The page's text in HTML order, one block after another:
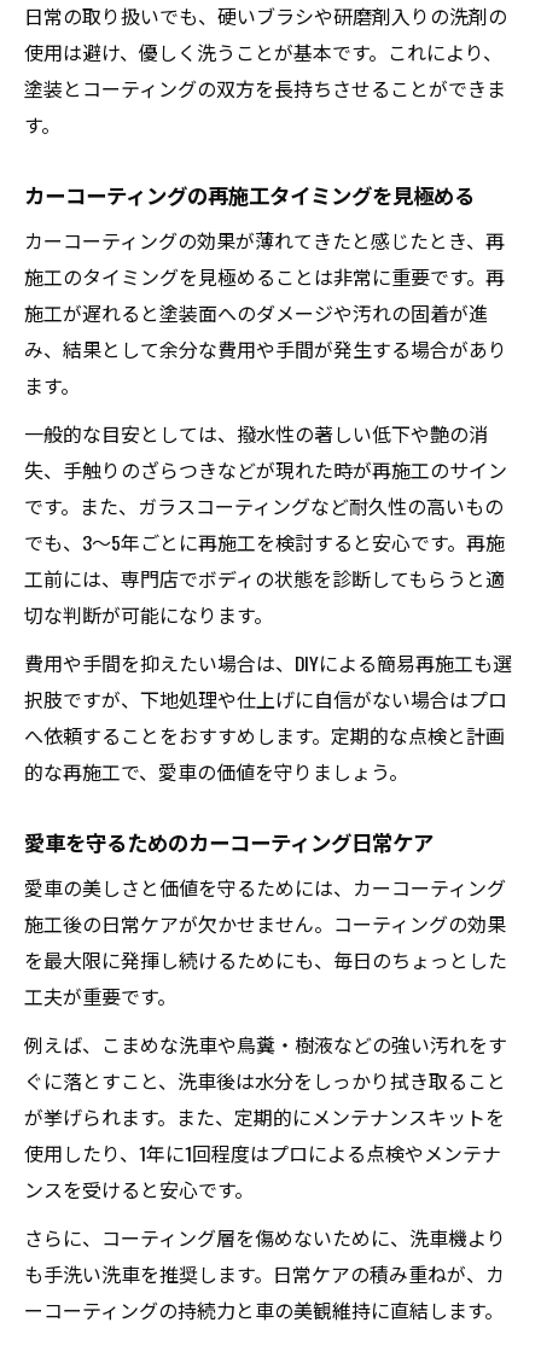
日常の取り扱いでも、硬いブラシや研磨剤入りの洗剤の
使用は避け、優しく洗うことが基本です。これにより、
塗装とコーティングの双方を長持ちさせることができま
す。
カーコーティングの再施工タイミングを見極める
カーコーティングの効果が薄れてきたと感じたとき、再
施工のタイミングを見極めることは非常に重要です。再
施工が遅れると塗装面へのダメージや汚れの固着が進
み、結果として余分な費用や手間が発生する場合があり
ます。
一般的な目安としては、撥水性の著しい低下や艶の消
失、手触りのざらつきなどが現れた時が再施工のサイン
です。また、ガラスコーティングなど耐久性の高いもの
でも、3〜5年ごとに再施工を検討すると安心です。再施
工前には、専門店でボディの状態を診断してもらうと適
切な判断が可能になります。
費用や手間を抑えたい場合は、DIYによる簡易再施工も選
択肢ですが、下地処理や仕上げに自信がない場合はプロ
へ依頼することをおすすめします。定期的な点検と計画
的な再施工で、愛車の価値を守りましょう。
愛車を守るためのカーコーティング日常ケア
愛車の美しさと価値を守るためには、カーコーティング
施工後の日常ケアが欠かせません。コーティングの効果
を最大限に発揮し続けるためにも、毎日のちょっとした
工夫が重要です。
例えば、こまめな洗車や鳥糞・樹液などの強い汚れをす
ぐに落とすこと、洗車後は水分をしっかり拭き取ること
が挙げられます。また、定期的にメンテナンスキットを
使用したり、1年に1回程度はプロによる点検やメンテナ
ンスを受けると安心です。
さらに、コーティング層を傷めないために、洗車機より
も手洗い洗車を推奨します。日常ケアの積み重ねが、カ
ーコーティングの持続力と車の美観維持に直結します。